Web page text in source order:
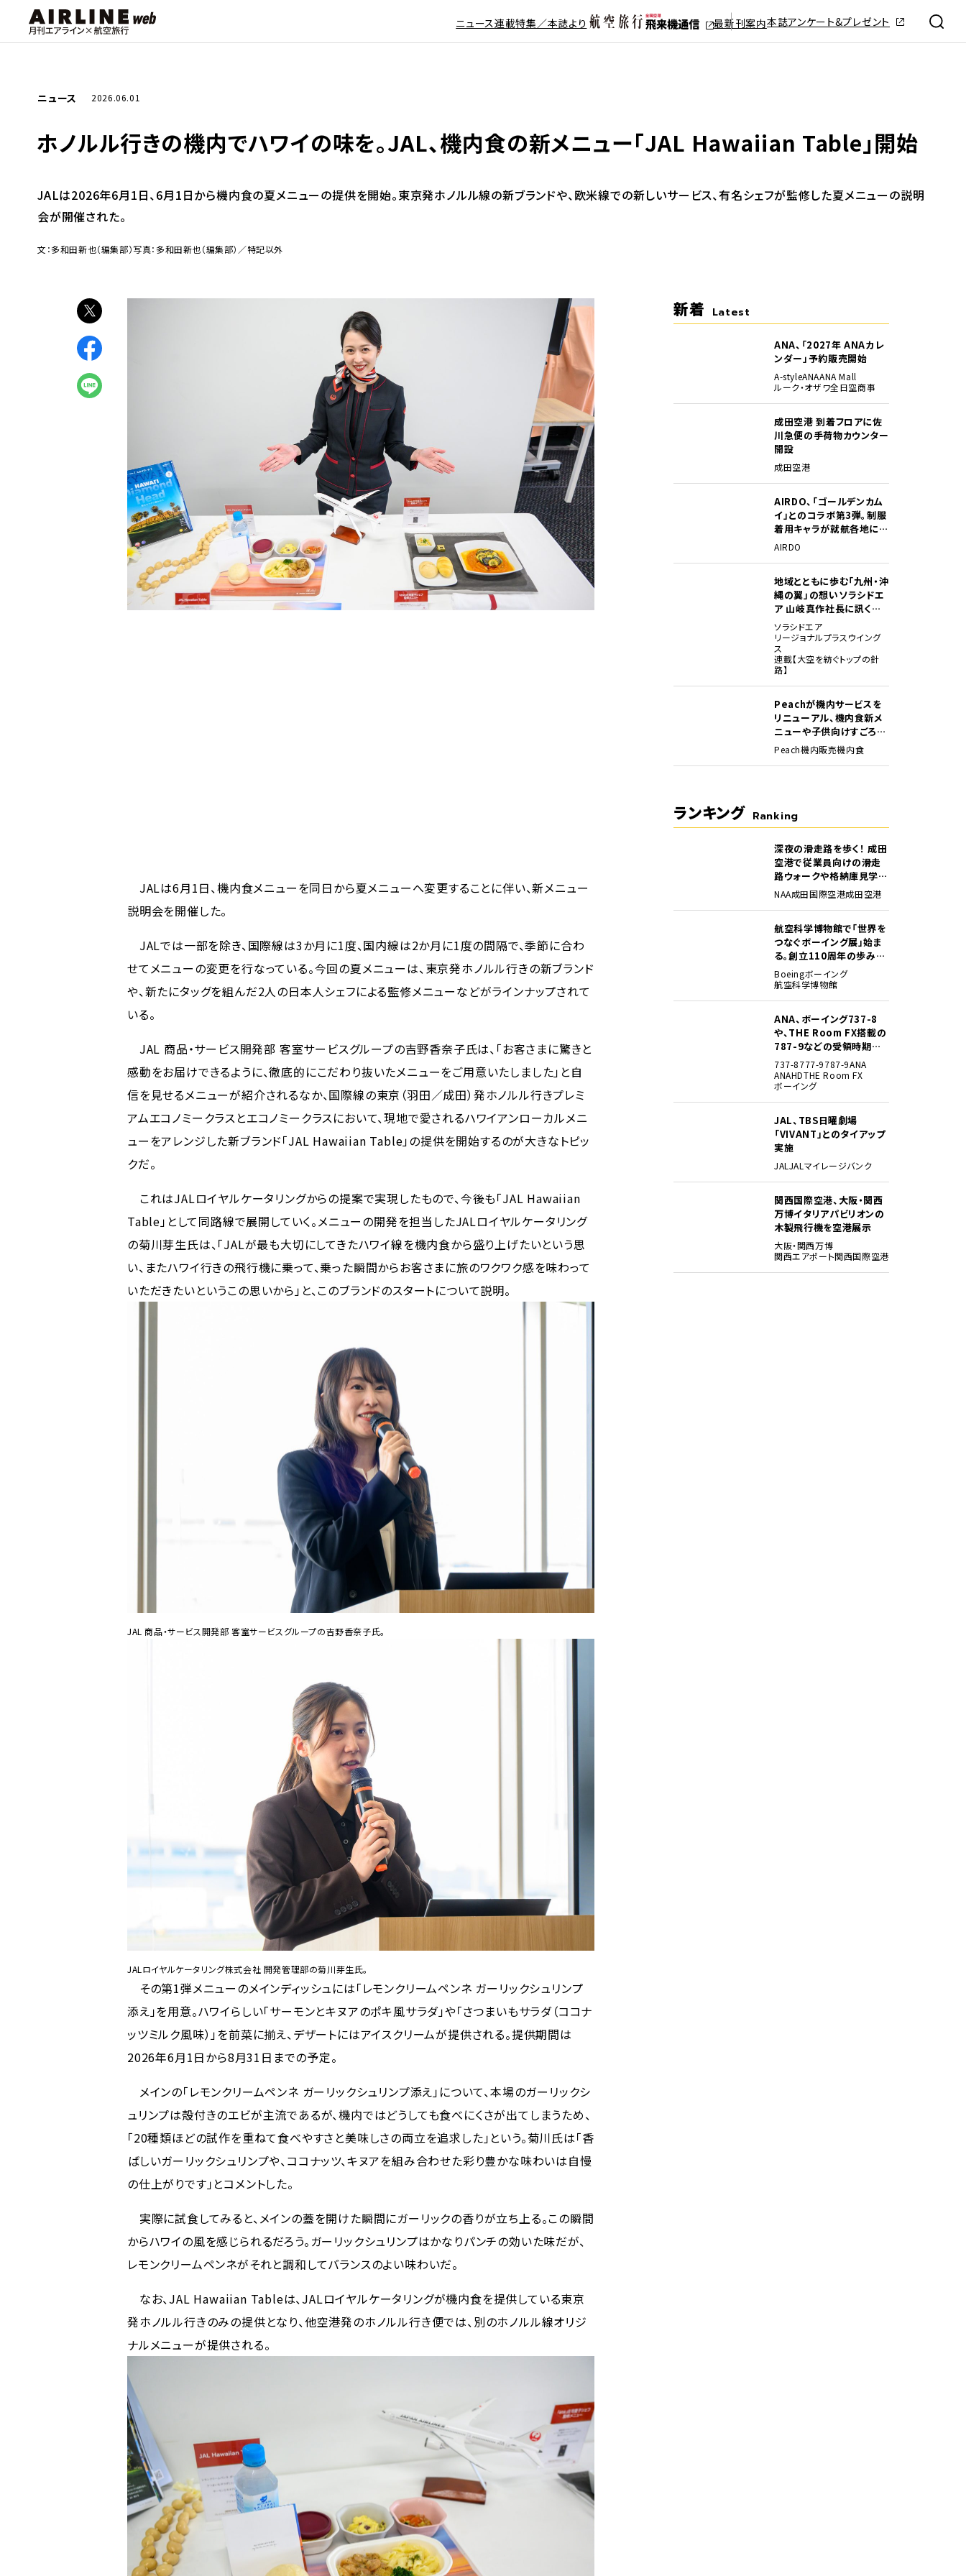
ニュース連載特集／本誌より 最新刊案内本誌アンケート&プレゼント
ニュース 2026.06.01
ホノルル行きの機内でハワイの味を。JAL、機内食の新メニュー「JAL Hawaiian Table」開始
JALは2026年6月1日、6月1日から機内食の夏メニューの提供を開始。東京発ホノルル線の新ブランドや、欧米線での新しいサービス、有名シェフが監修した夏メニューの説明
会が開催された。
文：多和田新也（編集部）写真：多和田新也（編集部）／特記以外
JALは6月1日、機内食メニューを同日から夏メニューへ変更することに伴い、新メニュー
説明会を開催した。
JALでは一部を除き、国際線は3か月に1度、国内線は2か月に1度の間隔で、季節に合わ
せてメニューの変更を行なっている。今回の夏メニューは、東京発ホノルル行きの新ブランド
や、新たにタッグを組んだ2人の日本人シェフによる監修メニューなどがラインナップされて
いる。
JAL 商品・サービス開発部 客室サービスグループの吉野香奈子氏は、「お客さまに驚きと
感動をお届けできるように、徹底的にこだわり抜いたメニューをご用意いたしました」と自
信を見せるメニューが紹介されるなか、国際線の東京（羽田／成田）発ホノルル行きプレミ
アムエコノミークラスとエコノミークラスにおいて、現地で愛されるハワイアンローカルメニ
ューをアレンジした新ブランド「JAL Hawaiian Table」の提供を開始するのが大きなトピッ
クだ。
これはJALロイヤルケータリングからの提案で実現したもので、今後も「JAL Hawaiian
Table」として同路線で展開していく。メニューの開発を担当したJALロイヤルケータリング
の菊川芽生氏は、「JALが最も大切にしてきたハワイ線を機内食から盛り上げたいという思
い、またハワイ行きの飛行機に乗って、乗った瞬間からお客さまに旅のワクワク感を味わって
いただきたいというこの思いから」と、このブランドのスタートについて説明。
JAL 商品・サービス開発部 客室サービスグループの吉野香奈子氏。
JALロイヤルケータリング株式会社 開発管理部の菊川芽生氏。
その第1弾メニューのメインディッシュには「レモンクリームペンネ ガーリックシュリンプ
添え」を用意。ハワイらしい「サーモンとキヌアのポキ風サラダ」や「さつまいもサラダ（ココナ
ッツミルク風味）」を前菜に揃え、デザートにはアイスクリームが提供される。提供期間は
2026年6月1日から8月31日までの予定。
メインの「レモンクリームペンネ ガーリックシュリンプ添え」について、本場のガーリックシ
ュリンプは殻付きのエビが主流であるが、機内ではどうしても食べにくさが出てしまうため、
「20種類ほどの試作を重ねて食べやすさと美味しさの両立を追求した」という。菊川氏は「香
ばしいガーリックシュリンプや、ココナッツ、キヌアを組み合わせた彩り豊かな味わいは自慢
の仕上がりです」とコメントした。
実際に試食してみると、メインの蓋を開けた瞬間にガーリックの香りが立ち上る。この瞬間
からハワイの風を感じられるだろう。ガーリックシュリンプはかなりパンチの効いた味だが、
レモンクリームペンネがそれと調和してバランスのよい味わいだ。
なお、JAL Hawaiian Tableは、JALロイヤルケータリングが機内食を提供している東京
発ホノルル行きのみの提供となり、他空港発のホノルル行き便では、別のホノルル線オリジ
ナルメニューが提供される。
新着 Latest
ANA、「2027年 ANAカレ
ンダー」予約販売開始
A-styleANAANA Mall
ルーク・オザワ全日空商事
成田空港 到着フロアに佐
川急便の手荷物カウンター
開設
成田空港
AIRDO、「ゴールデンカム
イ」とのコラボ第3弾。制服
着用キャラが就航各地に登
場
AIRDO
地域とともに歩む「九州・沖
縄の翼」の想い――ソラシドエ
ア 山岐真作社長に訊く就
任1年の手応え
ソラシドエア
リージョナルプラスウイング
ス
連載【大空を紡ぐトップの針
路】
Peachが機内サービスを
リニューアル、機内食新メ
ニューや子供向けすごろく
など
Peach機内販売機内食
ランキング Ranking
深夜の滑走路を歩く！ 成田
空港で従業員向けの滑走
路ウォークや格納庫見学イ
ベントを初開催
NAA成田国際空港成田空港
航空科学博物館で「世界を
つなぐボーイング展」始ま
る。創立110周年の歩みを
貴重な資料でたどる
Boeingボーイング
航空科学博物館
ANA、ボーイング737-8
や、THE Room FX搭載の
787-9などの受領時期見
込みを明らかに
737-8777-9787-9ANA
ANAHDTHE Room FX
ボーイング
JAL、TBS日曜劇場
「VIVANT」とのタイアップ
実施
JAL JALマイレージバンク
関西国際空港、大阪・関西
万博イタリアパビリオンの
木製飛行機を空港展示
大阪・関西万博
関西エアポート関西国際空港